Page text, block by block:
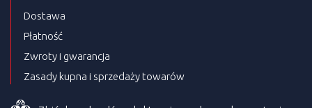
Dostawa
Płatność
Zwroty i gwarancja
Zasady kupna i sprzedaży towarów